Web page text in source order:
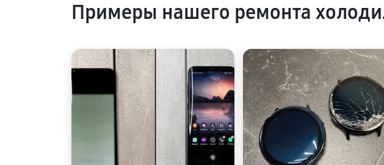
Примеры нашего ремонта